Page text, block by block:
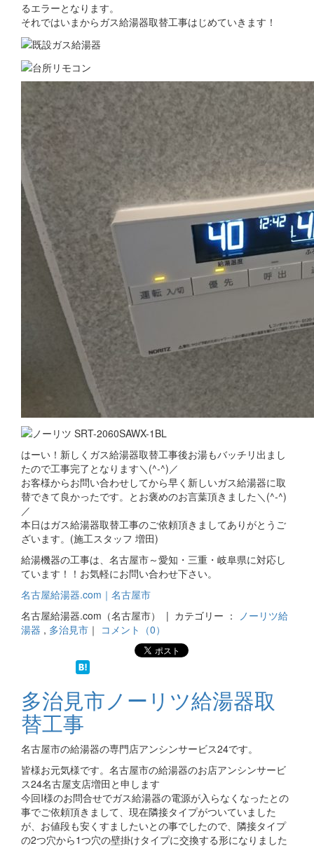
るエラーとなります。
それではいまからガス給湯器取替工事はじめていきます！
はーい！新しくガス給湯器取替工事後お湯もバッチリ出まし
たので工事完了となります＼(^-^)／
お客様からお問い合わせしてから早く新しいガス給湯器に取
替できて良かったです。とお褒めのお言葉頂きました＼(^-^)
／
本日はガス給湯器取替工事のご依頼頂きましてありがとうご
ざいます。(施工スタッフ 増田)
給湯機器の工事は、名古屋市～愛知・三重・岐阜県に対応し
ています！！お気軽にお問い合わせ下さい。
名古屋給湯器.com｜名古屋市
名古屋給湯器.com（名古屋市） | カテゴリー ：
ノーリツ給
湯器 , 多治見市 ｜ コメント（0）
多治見市ノーリツ給湯器取
替工事
名古屋市の給湯器の専門店アンシンサービス24です。
皆様お元気様です。名古屋市の給湯器のお店アンシンサービ
ス24名古屋支店増田と申します
今回I様のお問合せでガス給湯器の電源が入らなくなったとの
事でご依頼頂きまして、現在隣接タイプがついていました
が、お値段も安くすましたいとの事でしたので、隣接タイプ
の2つ穴から1つ穴の壁掛けタイプに交換する形になりました